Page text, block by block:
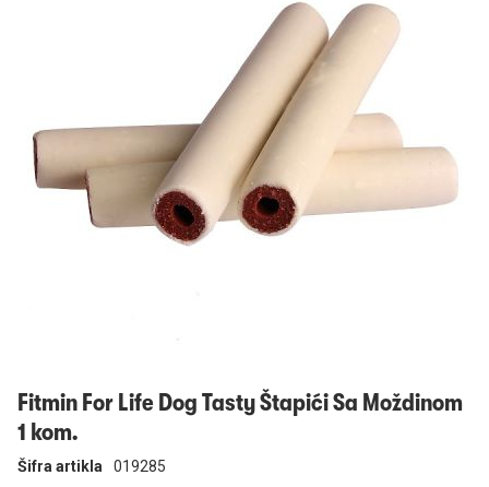
Fitmin For Life Dog Tasty Štapići Sa Moždinom
1 kom.
Šifra artikla 019285